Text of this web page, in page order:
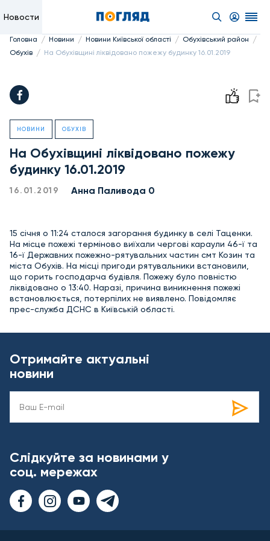
Новости
Головна / Новини / Новини Київської області / Обухівський район /
Обухів / На Обухівщині ліквідовано пожежу будинку 16.01.2019
НОВИНИ ОБУХІВ
На Обухівщині ліквідовано пожежу
будинку 16.01.2019
16.01.2019 Анна Паливода 0
15 січня о 11:24 сталося загорання будинку в селі Таценки.
На місце пожежі терміново виїхали чергові караули 46-ї та
16-ї Державних пожежно-рятувальних частин смт Козин та
міста Обухів. На місці пригоди рятувальники встановили,
що горить господарча будівля. Пожежу було повністю
ліквідовано о 13:40. Наразі, причина виникнення пожежі
встановлюється, потерпілих не виявлено. Повідомляє
прес-служба ДСНС в Київській області.
Отримайте актуальні
новини
Слідкуйте за новинами у
соц. мережах